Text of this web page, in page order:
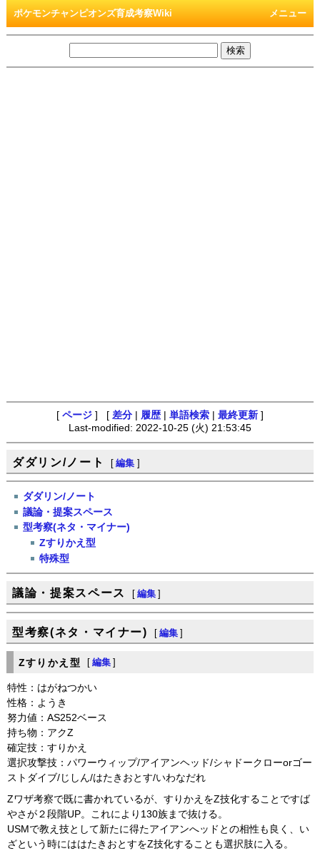
メニュー
ポケモンチャンピオンズ育成考察Wiki
[ ページ ] [ 差分 履歴 単語検索 最終更新 ]
Last-modified: 2022-10-25 (火) 21:53:45
ダダリン/ノート [ 編集 ]
ダダリン/ノート
議論・提案スペース
型考察(ネタ・マイナー)
Zすりかえ型
特殊型
議論・提案スペース [ 編集 ]
型考察(ネタ・マイナー) [ 編集 ]
Zすりかえ型 [ 編集 ]
特性：はがねつかい
性格：ようき
努力値：AS252ベース
持ち物：アクZ
確定技：すりかえ
選択攻撃技：パワーウィップ/アイアンヘッド/シャドークローorゴー
ストダイブ/じしん/はたきおとす/いわなだれ
Zワザ考察で既に書かれているが、すりかえをZ技化することですば
やさが２段階UP。これにより130族まで抜ける。
USMで教え技として新たに得たアイアンへッドとの相性も良く、い
ざという時にははたきおとすをZ技化することも選択肢に入る。